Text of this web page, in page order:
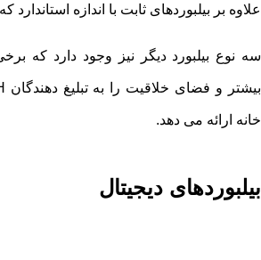
علاوه بر بیلبوردهای ثابت با اندازه استاندارد
سه نوع بیلبورد دیگر نیز وجود دارد که
خانه ارائه می دهد.
بیلبوردهای دیجیتال